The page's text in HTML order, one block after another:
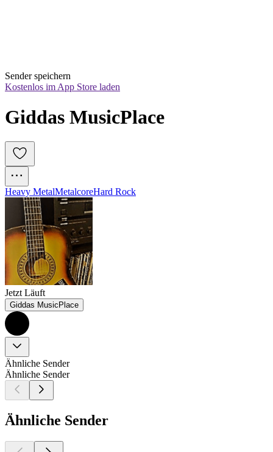
Sender speichern
Kostenlos im App Store laden
Giddas MusicPlace
Heavy MetalMetalcoreHard Rock
Jetzt Läuft
Giddas MusicPlace
Ähnliche Sender
Ähnliche Sender
Ähnliche Sender